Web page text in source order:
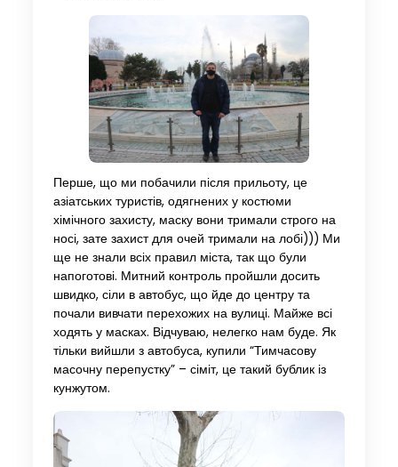
Перше, що ми побачили після прильоту, це
азіатських туристів, одягнених у костюми
хімічного захисту, маску вони тримали строго на
носі, зате захист для очей тримали на лобі))) Ми
ще не знали всіх правил міста, так що були
напоготові. Митний контроль пройшли досить
швидко, сіли в автобус, що йде до центру та
почали вивчати перехожих на вулиці. Майже всі
ходять у масках. Відчуваю, нелегко нам буде. Як
тільки вийшли з автобуса, купили “Тимчасову
масочну перепустку” – сіміт, це такий бублик із
кунжутом.